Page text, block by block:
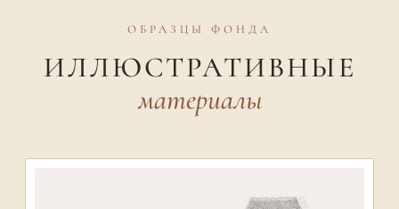
ОБРАЗЦЫ ФОНДА
ИЛЛЮСТРАТИВНЫЕ
материалы